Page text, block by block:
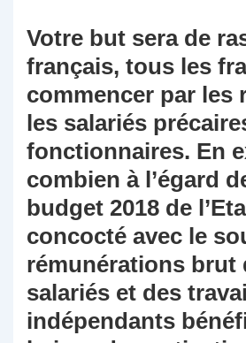
Votre but sera de
français, tous les
commencer par les
les salariés
fonctionnaires. En
combien à l’égard
budget 2018 de
concocté avec le
rémunérations brut
salariés et des
indépendants